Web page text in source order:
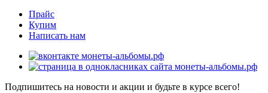
Прайс
Купим
Написать нам
Подпишитесь на новости и акции и будьте в курсе всего!